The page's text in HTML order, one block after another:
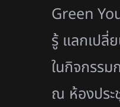
Green
รู้ แลกเปลี่
ในกิจกรรม
ณ ห้องประ